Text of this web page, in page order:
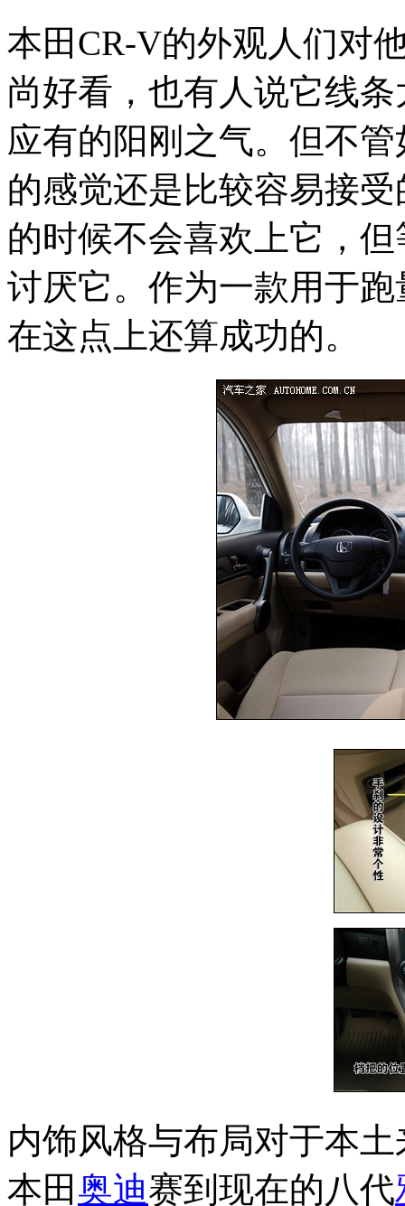
本田CR-V的外观人们对
尚好看，也有人说它线
应有的阳刚之气。但不
的感觉还是比较容易接
的时候不会喜欢上它，
讨厌它。作为一款用于
在这点上还算成功的。
内饰风格与布局对于本
本田 奥迪赛到现在的八代